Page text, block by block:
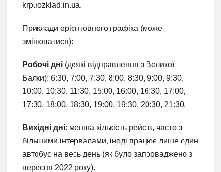
krp.rozklad.in.ua.
Приклади орієнтовного графіка (може
змінюватися):
Робочі дні (деякі відправлення з Великої
Балки): 6:30, 7:00, 7:30, 8:00, 8:30, 9:00, 9:30,
10:00, 10:30, 11:30, 15:00, 16:00, 16:30, 17:00,
17:30, 18:00, 18:30, 19:00, 19:30, 20:30, 21:30.
Вихідні дні: менша кількість рейсів, часто з
більшими інтервалами, іноді працює лише один
автобус на весь день (як було запроваджено з
вересня 2022 року).